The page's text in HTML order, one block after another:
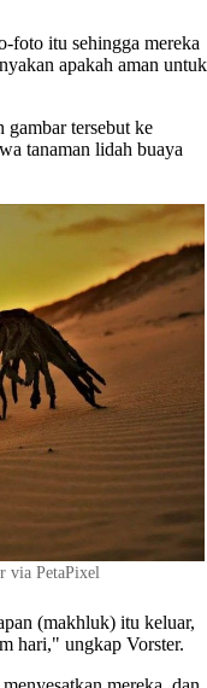
foto itu sehingga mereka
apakah aman untuk
tersebut ke
tanaman lidah buaya
via PetaPixel
(makhluk) itu keluar,
hari," ungkap Vorster.